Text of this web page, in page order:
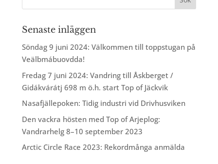
Senaste inläggen
Söndag 9 juni 2024: Välkommen till toppstugan på
Veälbmábuovdda!
Fredag 7 juni 2024: Vandring till Åskberget /
Gidákvárátj 698 m ö.h. start Top of Jäckvik
Nasafjällepoken: Tidig industri vid Drivhusviken
Den vackra hösten med Top of Arjeplog:
Vandrarhelg 8–10 september 2023
Arctic Circle Race 2023: Rekordmånga anmälda